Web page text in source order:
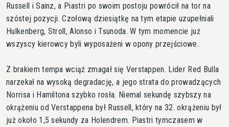
Russell i Sainz, a Piastri po swoim postoju powrócił na tor na
szóstej pozycji. Czołową dziesiątkę na tym etapie uzupełniali
Hulkenberg, Stroll, Alonso i Tsunoda. W tym momencie już
wszyscy kierowcy byli wyposażeni w opony przejściowe.
Z brakiem tempa wciąż zmagał się Verstappen. Lider Red Bulla
narzekał na wysoką degradację, a jego strata do prowadzących
Norrisa i Hamiltona szybko rosła. Niemal sekundę szybszy na
okrążeniu od Verstappena był Russell, który na 32. okrążeniu był
już około 1,5 sekundy za Holendrem. Piastri tymczasem w